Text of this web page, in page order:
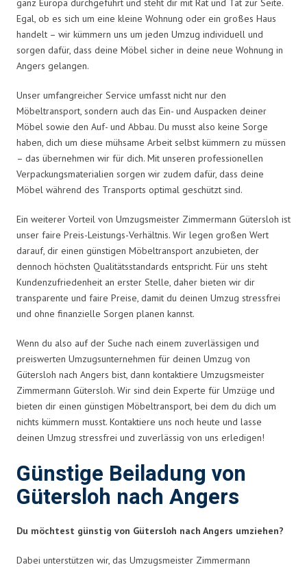
ganz Europa durchgeführt und steht dir mit Rat und Tat zur Seite.
Egal, ob es sich um eine kleine Wohnung oder ein großes Haus
handelt – wir kümmern uns um jeden Umzug individuell und
sorgen dafür, dass deine Möbel sicher in deine neue Wohnung in
Angers gelangen.
Unser umfangreicher Service umfasst nicht nur den
Möbeltransport, sondern auch das Ein- und Auspacken deiner
Möbel sowie den Auf- und Abbau. Du musst also keine Sorge
haben, dich um diese mühsame Arbeit selbst kümmern zu müssen
– das übernehmen wir für dich. Mit unseren professionellen
Verpackungsmaterialien sorgen wir zudem dafür, dass deine
Möbel während des Transports optimal geschützt sind.
Ein weiterer Vorteil von Umzugsmeister Zimmermann Gütersloh ist
unser faire Preis-Leistungs-Verhältnis. Wir legen großen Wert
darauf, dir einen günstigen Möbeltransport anzubieten, der
dennoch höchsten Qualitätsstandards entspricht. Für uns steht
Kundenzufriedenheit an erster Stelle, daher bieten wir dir
transparente und faire Preise, damit du deinen Umzug stressfrei
und ohne finanzielle Sorgen planen kannst.
Wenn du also auf der Suche nach einem zuverlässigen und
preiswerten Umzugsunternehmen für deinen Umzug von
Gütersloh nach Angers bist, dann kontaktiere Umzugsmeister
Zimmermann Gütersloh. Wir sind dein Experte für Umzüge und
bieten dir einen günstigen Möbeltransport, bei dem du dich um
nichts kümmern musst. Kontaktiere uns noch heute und lasse
deinen Umzug stressfrei und zuverlässig von uns erledigen!
Günstige Beiladung von
Gütersloh nach Angers
Du möchtest günstig von Gütersloh nach Angers umziehen?
Dabei unterstützen wir, das Umzugsmeister Zimmermann